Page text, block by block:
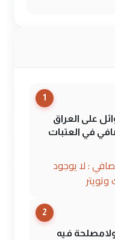
1
على العراق
في العتبات
: لا يوجود
2
فيه